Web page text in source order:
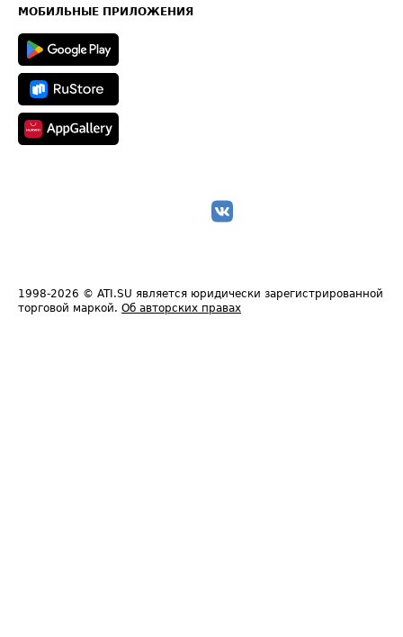
Техническая информация
МОБИЛЬНЫЕ ПРИЛОЖЕНИЯ
1998-2026 © ATI.SU является юридически зарегистрированной
торговой маркой. Об авторских правах